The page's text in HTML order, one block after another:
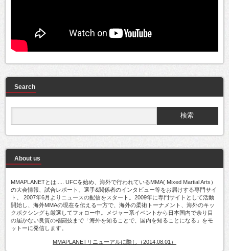
Search
About us
MMAPLANETとは..... UFCを始め、海外で行われているMMA( Mixed Martial Arts）
の大会情報、試合レポート、選手&関係者のインタビュー等をお届けする専門サイ
ト。 2007年6月よりニュースの配信をスタート。2009年に専門サイトとして活動
開始し、海外MMAの現在を伝える一方で、海外の柔術トーナメント、海外のキッ
クボクシングも厳選してフォロー中。メジャー系イベントから日本国内で余り目
の届かない良質の格闘技まで「海外を知ることで、国内を知ることになる」をモ
ットーに発信します。
MMAPLANETリニューアルに際し（2014.08.01）